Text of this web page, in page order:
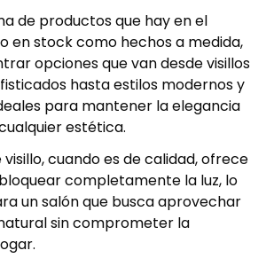
de productos que hay en el
en stock como hechos a medida,
opciones que van desde visillos
hasta estilos modernos y
para mantener la elegancia
estética.
cuando es de calidad, ofrece
completamente la luz, lo
un salón que busca aprovechar
sin comprometer la